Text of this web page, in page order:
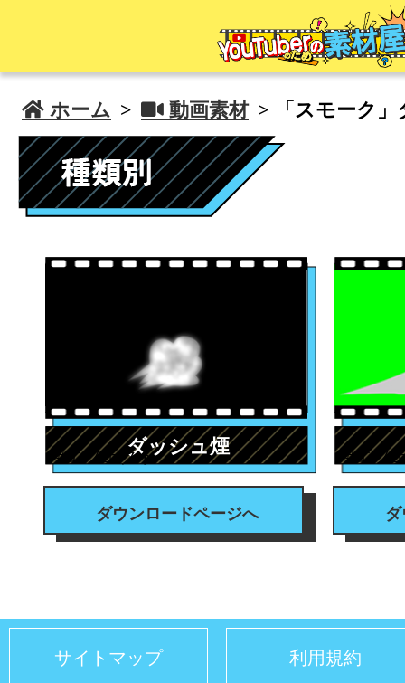
 ホーム >  動画素材 > 「スモーク」
#エフェクトダッシュ煙
ダウンロードページへ
#エフ
サイトマップ 利用規約